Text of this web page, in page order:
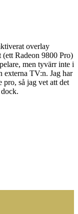
overlay
Radeon 9800 Pro)
men tyvärr inte i
externa TV:n. Jag har
pro, så jag vet att det